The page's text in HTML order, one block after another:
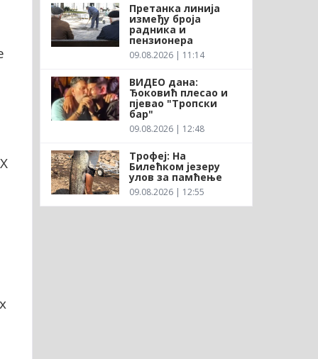
Претанка линија
између броја
радника и
пензионера
09.08.2026 | 11:14
ВИДЕО дана:
Ђоковић плесао и
пјевао "Тропски
бар"
09.08.2026 | 12:48
Трофеј: На
Билећком језеру
улов за памћење
09.08.2026 | 12:55